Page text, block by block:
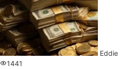
Eddie
1441